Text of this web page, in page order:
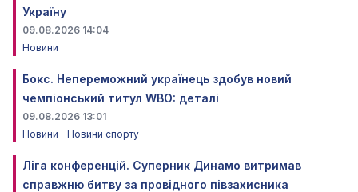
Україну
09.08.2026 14:04
Новини
Бокс. Непереможний українець здобув новий
чемпіонський титул WBO: деталі
09.08.2026 13:01
Новини
Новини спорту
Ліга конференцій. Суперник Динамо витримав
справжню битву за провідного півзахисника